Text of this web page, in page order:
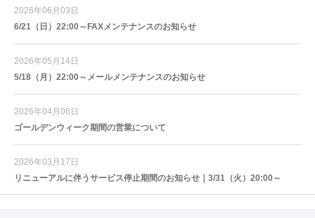
2026年06月03日
6/21（日）22:00～FAXメンテナンスのお知らせ
2026年05月14日
5/18（月）22:00～メールメンテナンスのお知らせ
2026年04月06日
ゴールデンウィーク期間の営業について
2026年03月17日
リニューアルに伴うサービス停止期間のお知らせ｜3/31（火）20:00～